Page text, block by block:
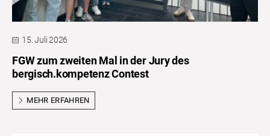
15. Juli 2026
FGW zum zweiten Mal in der Jury des
bergisch.kompetenz Contest
MEHR ERFAHREN